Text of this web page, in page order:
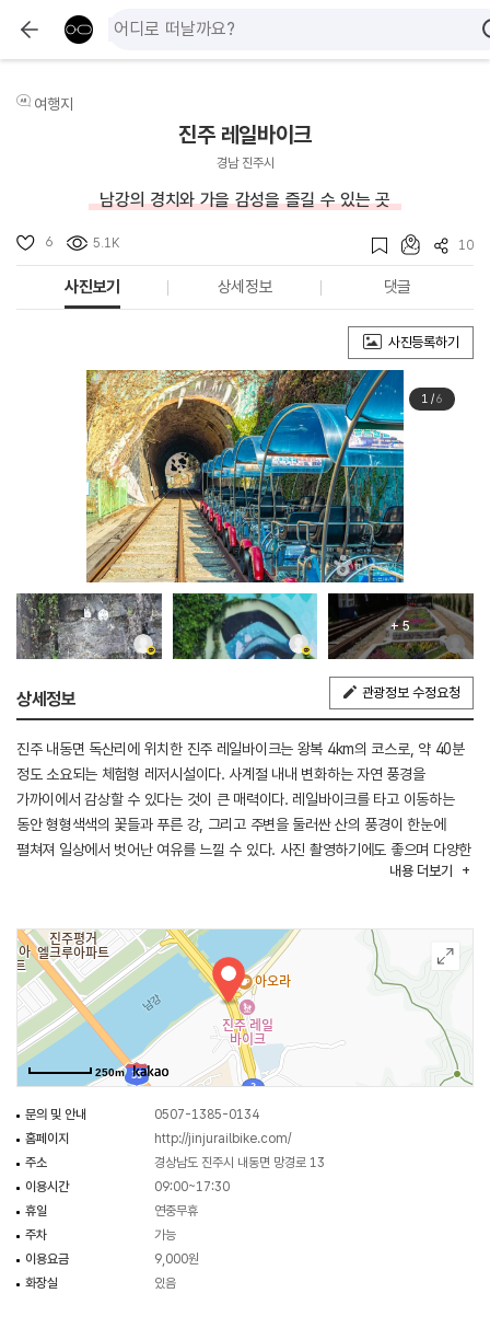
여행지
진주 레일바이크
경남 진주시
남강의 경치와 가을 감성을 즐길 수 있는 곳
6 5.1K 10
사진보기 상세정보 댓글
사진등록하기
1/6
+ 5
상세정보 관광정보 수정요청
진주 내동면 독산리에 위치한 진주 레일바이크는 왕복 4km의 코스로, 약 40분
정도 소요되는 체험형 레저시설이다. 사계절 내내 변화하는 자연 풍경을
가까이에서 감상할 수 있다는 것이 큰 매력이다. 레일바이크를 타고 이동하는
동안 형형색색의 꽃들과 푸른 강, 그리고 주변을 둘러싼 산의 풍경이 한눈에
펼쳐져 일상에서 벗어난 여유를 느낄 수 있다. 사진 촬영하기에도 좋으며 다양한
놀이시설과 게임시설이 마련되어 있어 아이들은 물론 어른들에게도 즐거운
추억을 남길 수 있는 여행지이다.
내용 더보기
250m
문의 및 안내
0507-1385-0134
홈페이지
http://jinjurailbike.com/
주소
경상남도 진주시 내동면 망경로 13
이용시간
09:00~17:30
휴일
연중무휴
주차
가능
이용요금
9,000원
화장실
있음